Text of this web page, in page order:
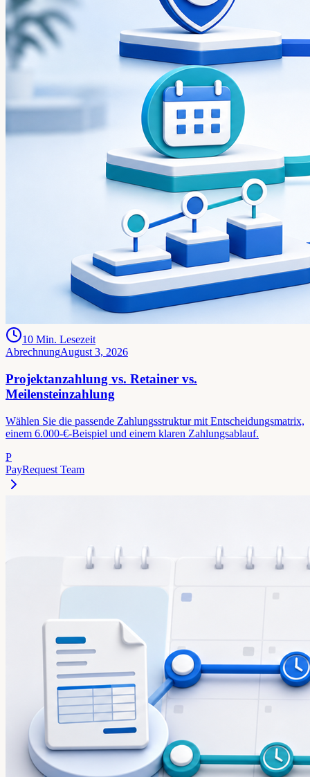
10 Min. Lesezeit
AbrechnungAugust 3, 2026
Projektanzahlung vs. Retainer vs.
Meilensteinzahlung
Wählen Sie die passende Zahlungsstruktur mit Entscheidungsmatrix,
einem 6.000-€-Beispiel und einem klaren Zahlungsablauf.
P
PayRequest Team